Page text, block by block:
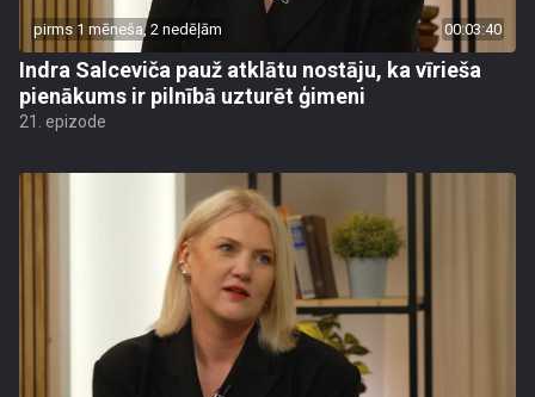
pirms 1 mēneša, 2 nedēļām 00:03:40
Indra Salceviča pauž atklātu nostāju, ka vīrieša
pienākums ir pilnībā uzturēt ģimeni
21. epizode